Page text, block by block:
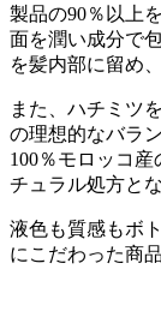
製品の90％以上
面を潤い成分で
を髪内部に留め
また、ハチミツ
の理想的なバラ
100％モロッコ
チュラル処方と
液色も質感もボ
にこだわった商品